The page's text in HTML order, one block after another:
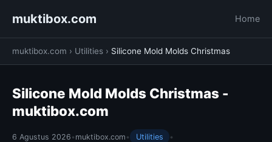
muktibox.com Home
muktibox.com › Utilities › Silicone Mold Molds Christmas
Silicone Mold Molds Christmas -
muktibox.com
6 Agustus 2026 • muktibox.com • Utilities
•